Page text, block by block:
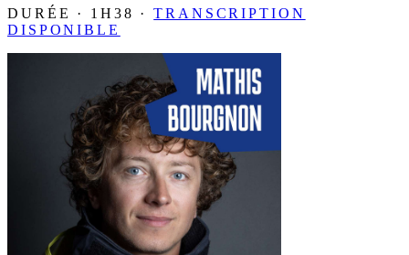
DURÉE · 1H38 ·TRANSCRIPTION
DISPONIBLE